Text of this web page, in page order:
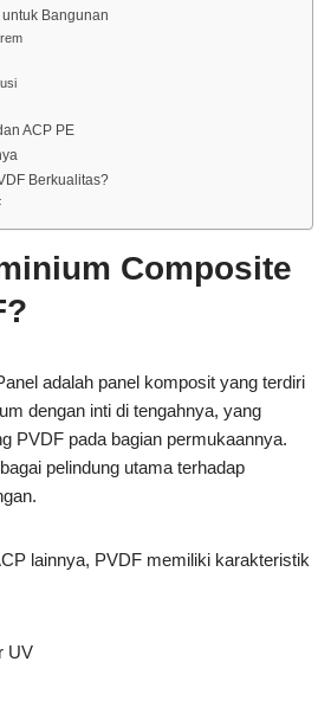
Bangunan
ACP PE
Berkualitas?
Composite
adalah panel komposit yang terdiri
dengan inti di tengahnya, yang
PVDF pada bagian permukaannya.
pelindung utama terhadap
lainnya, PVDF memiliki karakteristik
UV